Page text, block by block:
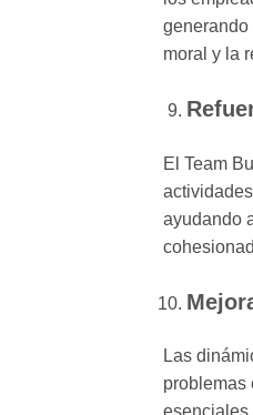
generando
moral y la
El Team
ayudando
Las
problemas